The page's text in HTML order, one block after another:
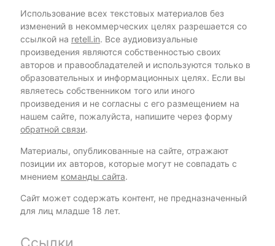
Использование всех текстовых материалов без
изменений в некоммерческих целях разрешается со
ссылкой на retell.in. Все аудиовизуальные
произведения являются собственностью своих
авторов и правообладателей и используются только в
образовательных и информационных целях. Если вы
являетесь собственником того или иного
произведения и не согласны с его размещением на
нашем сайте, пожалуйста, напишите через форму
обратной связи.
Материалы, опубликованные на сайте, отражают
позиции их авторов, которые могут не совпадать с
мнением команды сайта.
Сайт может содержать контент, не предназначенный
для лиц младше 18 лет.